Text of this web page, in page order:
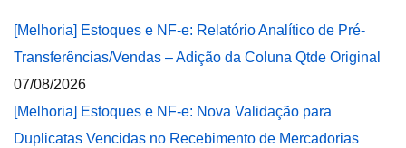
[Melhoria] Estoques e NF-e: Relatório Analítico de Pré-
Transferências/Vendas – Adição da Coluna Qtde Original
07/08/2026
[Melhoria] Estoques e NF-e: Nova Validação para
Duplicatas Vencidas no Recebimento de Mercadorias